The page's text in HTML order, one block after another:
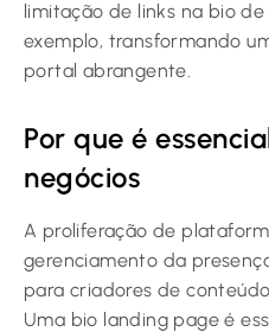
limitação de links na bio
exemplo, transformando
portal abrangente.
Por que é
negócios
A proliferação de
gerenciamento da
para criadores de
Uma bio landing page é